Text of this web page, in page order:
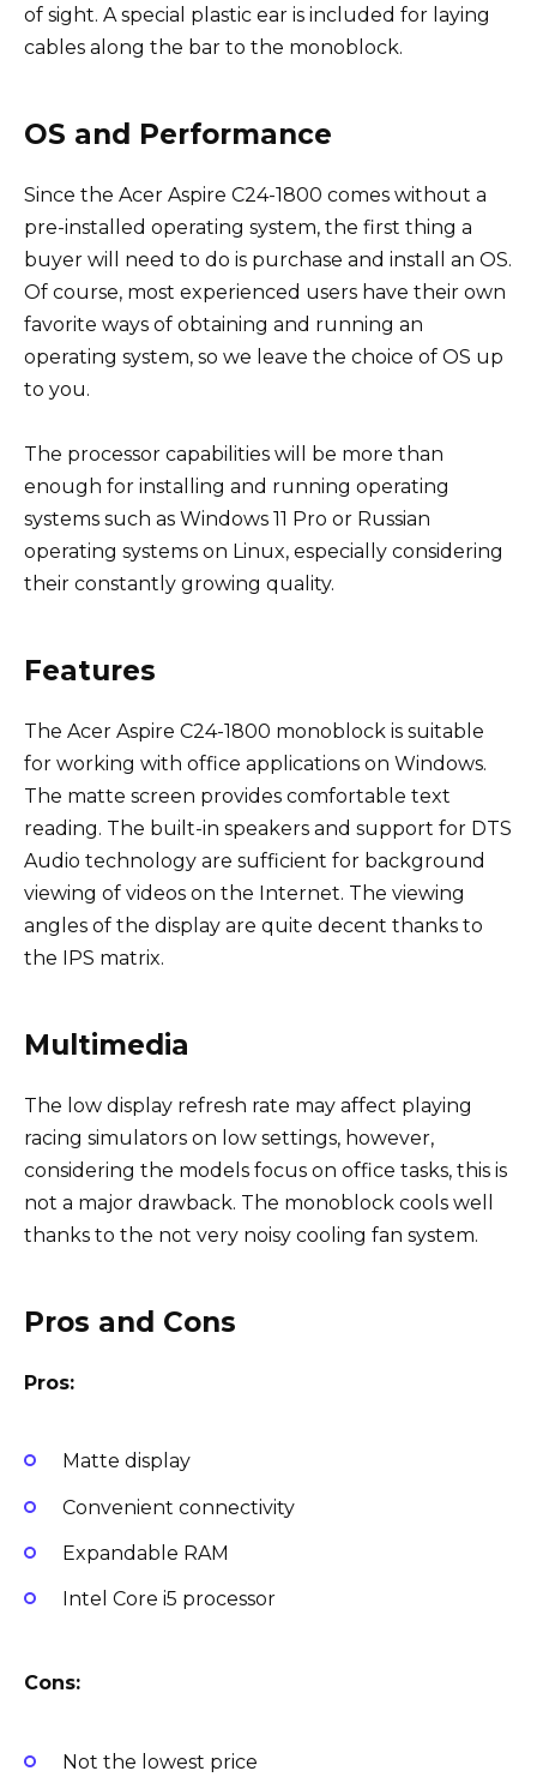
of sight. A special plastic ear is included for laying
cables along the bar to the monoblock.
OS and Performance
Since the Acer Aspire C24-1800 comes without a
pre-installed operating system, the first thing a
buyer will need to do is purchase and install an OS.
Of course, most experienced users have their own
favorite ways of obtaining and running an
operating system, so we leave the choice of OS up
to you.
The processor capabilities will be more than
enough for installing and running operating
systems such as Windows 11 Pro or Russian
operating systems on Linux, especially considering
their constantly growing quality.
Features
The Acer Aspire C24-1800 monoblock is suitable
for working with office applications on Windows.
The matte screen provides comfortable text
reading. The built-in speakers and support for DTS
Audio technology are sufficient for background
viewing of videos on the Internet. The viewing
angles of the display are quite decent thanks to
the IPS matrix.
Multimedia
The low display refresh rate may affect playing
racing simulators on low settings, however,
considering the models focus on office tasks, this is
not a major drawback. The monoblock cools well
thanks to the not very noisy cooling fan system.
Pros and Cons
Pros:
Matte display
Convenient connectivity
Expandable RAM
Intel Core i5 processor
Cons:
Not the lowest price